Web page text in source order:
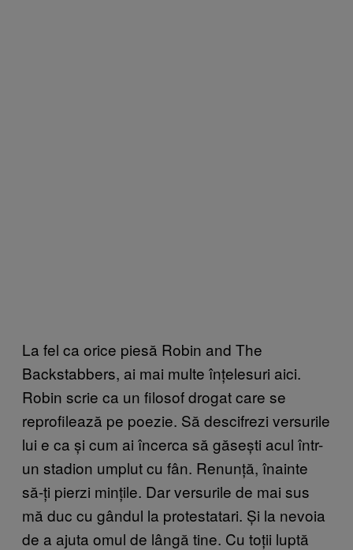
La fel ca orice piesă Robin and The
Backstabbers, ai mai multe înțelesuri aici.
Robin scrie ca un filosof drogat care se
reprofilează pe poezie. Să descifrezi versurile
lui e ca și cum ai încerca să găsești acul într-
un stadion umplut cu fân. Renunță, înainte
să-ți pierzi mințile. Dar versurile de mai sus
mă duc cu gândul la protestatari. Și la nevoia
de a ajuta omul de lângă tine. Cu toții luptă